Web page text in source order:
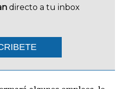
directo a tu inbox